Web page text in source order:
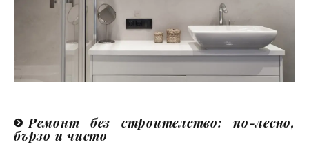
Ремонт без строителство: по-лесно,
бързо и чисто